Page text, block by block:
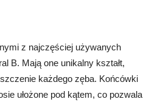
z najczęściej używanych
B. Mają one unikalny kształt,
każdego zęba. Końcówki
ułożone pod kątem, co pozwala